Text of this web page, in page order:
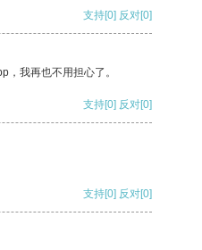
支持[0] 反对[0]
我再也不用担心了。
支持[0] 反对[0]
支持[0] 反对[0]